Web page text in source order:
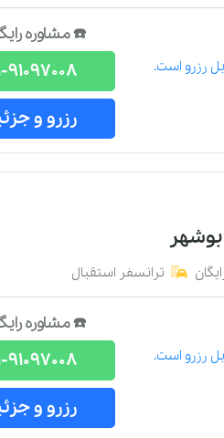
رزرو است.
☎️ مشاوره
91097008
رزرو و
بوشهر
ترانسفر استقبال
رزرو است.
☎️ مشاوره
91097008
رزرو و